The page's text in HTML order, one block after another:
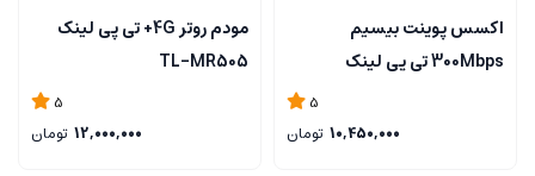
اکسس پوینت بیسیم
300Mbps تی پی لینک
5
10,450,000 تومان
مودم روتر 4G+ تی پی لینک
TL-MR505
5
12,000,000 تومان